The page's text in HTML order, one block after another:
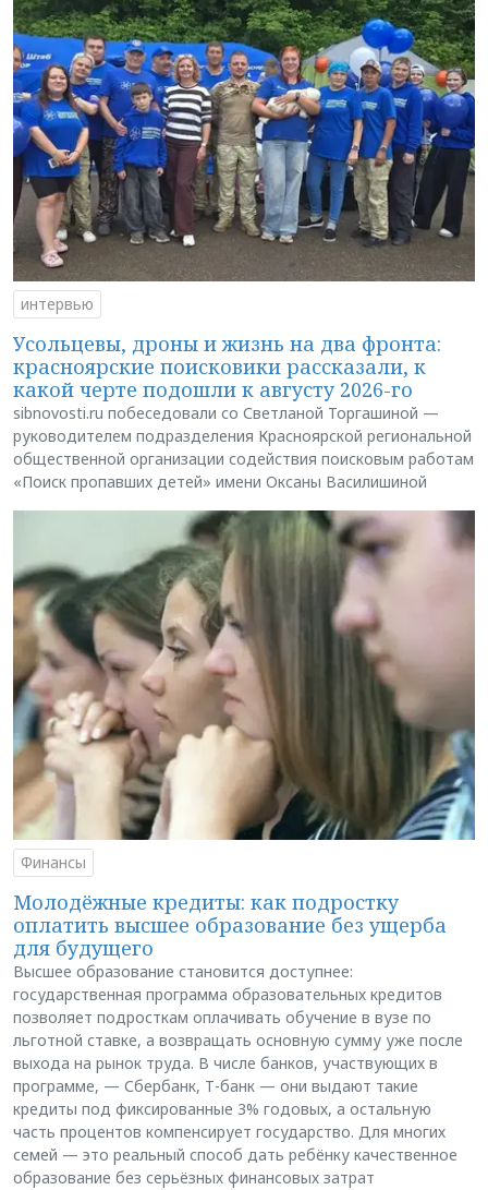
интервью
Усольцевы, дроны и жизнь на два фронта:
красноярские поисковики рассказали, к
какой черте подошли к августу 2026-го
sibnovosti.ru побеседовали со Светланой Торгашиной —
руководителем подразделения Красноярской региональной
общественной организации содействия поисковым работам
«Поиск пропавших детей» имени Оксаны Василишиной
Финансы
Молодёжные кредиты: как подростку
оплатить высшее образование без ущерба
для будущего
Высшее образование становится доступнее:
государственная программа образовательных кредитов
позволяет подросткам оплачивать обучение в вузе по
льготной ставке, а возвращать основную сумму уже после
выхода на рынок труда. В числе банков, участвующих в
программе, — Сбербанк, Т-банк — они выдают такие
кредиты под фиксированные 3% годовых, а остальную
часть процентов компенсирует государство. Для многих
семей — это реальный способ дать ребёнку качественное
образование без серьёзных финансовых затрат